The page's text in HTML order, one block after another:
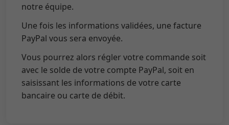
notre équipe.
Une fois les informations validées, une facture
PayPal vous sera envoyée.
Vous pourrez alors régler votre commande soit
avec le solde de votre compte PayPal, soit en
saisissant les informations de votre carte
bancaire ou carte de débit.